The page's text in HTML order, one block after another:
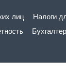
лиц Налоги